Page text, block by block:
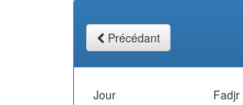
Précédant
Jour Fadjr